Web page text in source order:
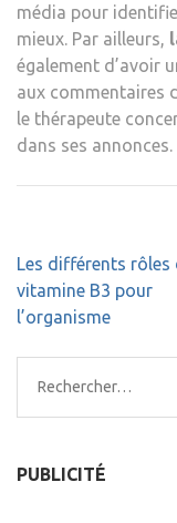
média pour
mieux. Par ailleurs,
également d’avoir
aux commentaires
le thérapeute
dans ses annonces.
Navigation
de
l’article
Les différents rôles
vitamine B3 pour
l’organisme
Rechercher :
PUBLICITÉ